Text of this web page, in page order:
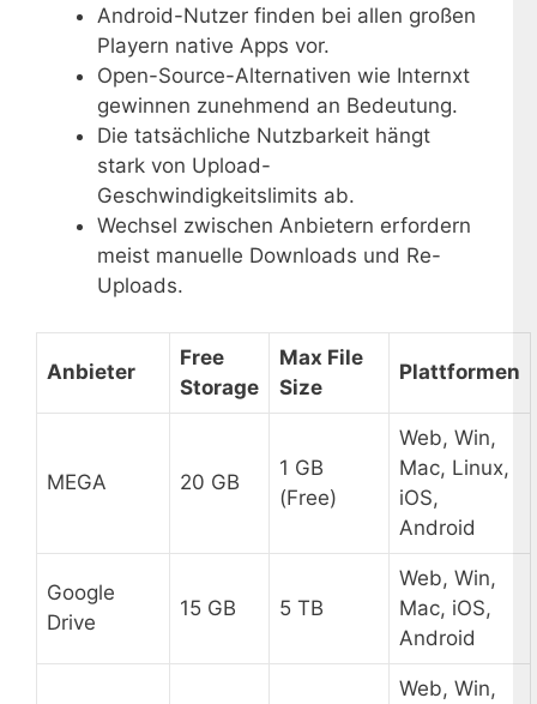
Android-Nutzer finden bei allen großen
Playern native Apps vor.
Open-Source-Alternativen wie Internxt
gewinnen zunehmend an Bedeutung.
Die tatsächliche Nutzbarkeit hängt
stark von Upload-
Geschwindigkeitslimits ab.
Wechsel zwischen Anbietern erfordern
meist manuelle Downloads und Re-
Uploads.
Anbieter
Free
Storage
Max File
Size
Plattformen
MEGA 20 GB
1 GB
(Free)
Web, Win,
Mac, Linux,
iOS,
Android
Google
Drive
15 GB 5 TB
Web, Win,
Mac, iOS,
Android
Web, Win,